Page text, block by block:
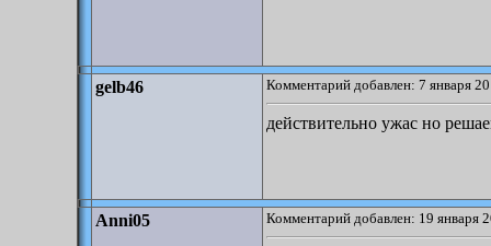
gelb46 Комментарий добавлен: 7 января
действительно ужас но
Anni05 Комментарий добавлен: 19 января